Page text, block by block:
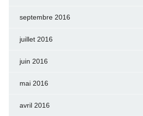
septembre 2016
juillet 2016
juin 2016
mai 2016
avril 2016